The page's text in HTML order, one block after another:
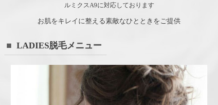
ルミクスA9に対応しております
お肌をキレイに整える素敵なひとときをご提供
LADIES脱毛メニュー